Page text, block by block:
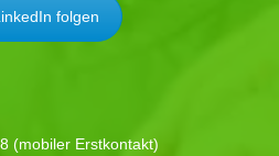
folgen
(mobiler Erstkontakt)